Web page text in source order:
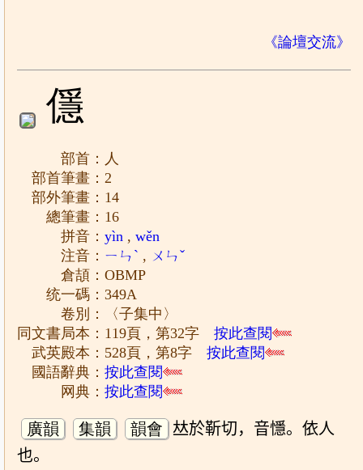
《論壇交流》
㒚
部首：人
部首筆畫：2
部外筆畫：14
總筆畫：16
拼音：yìn ,wěn
注音： ㄧㄣˋ , ㄨㄣˇ
倉頡：OBMP
统一碼：349A
卷別：〈子集中〉
同文書局本：119頁，第32字按此查閱
武英殿本：528頁，第8字按此查閱
國語辭典：按此查閱
网典：按此查閱
廣韻 集韻 韻會
𠀤於靳切，音懚。依人
也。